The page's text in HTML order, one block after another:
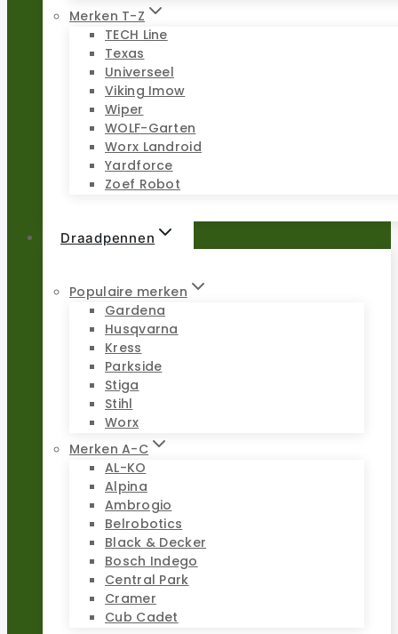
Merken T-Z
TECH Line
Texas
Universeel
Viking Imow
Wiper
WOLF-Garten
Worx Landroid
Yardforce
Zoef Robot
Draadpennen
Populaire merken
Gardena
Husqvarna
Kress
Parkside
Stiga
Stihl
Worx
Merken A-C
AL-KO
Alpina
Ambrogio
Belrobotics
Black & Decker
Bosch Indego
Central Park
Cramer
Cub Cadet